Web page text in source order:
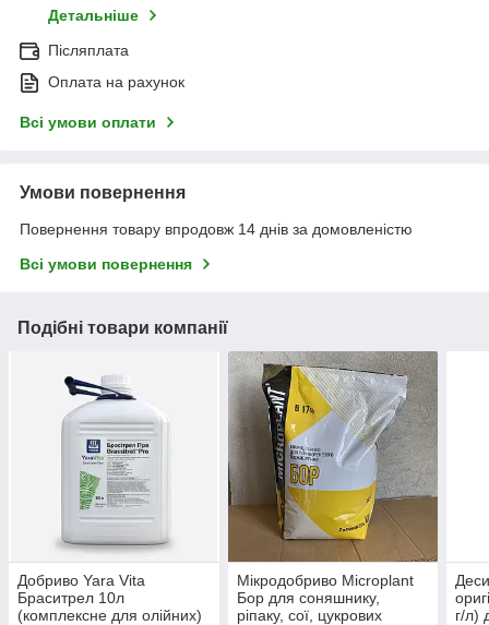
Детальніше
Післяплата
Оплата на рахунок
Всі умови оплати
Умови повернення
Повернення товару впродовж 14 днів за домовленістю
Всі умови повернення
Подібні товари компанії
Добриво Yara Vita
Браситрел 10л
(комплексне для олійних)
Мікродобриво Microplant
Бор для соняшнику,
ріпаку, сої, цукрових
г/л)